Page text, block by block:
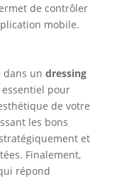
de contrôler
mobile.
dans un dressing
pour
de votre
les bons
et
Finalement,
répond